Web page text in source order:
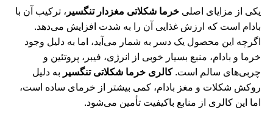
یکی از مزایای اصلی خرما شکلاتی مغزدار تنگسیر ، ترکیب آن با
بادام است که ارزش غذایی آن را به شدت افزایش می‌دهد.
اگرچه این محصول یک دسر به شمار می‌آید، اما به دلیل وجود
خرما و بادام، منبع بسیار خوبی از انرژی، فیبر، پروتئین و
چربی‌های سالم است. کالری خرما شکلاتی تنگسیر به دلیل
روکش شکلات و مغز بادام، کمی بیشتر از خرمای ساده است،
اما این کالری از منابع باکیفیت تأمین می‌شود.